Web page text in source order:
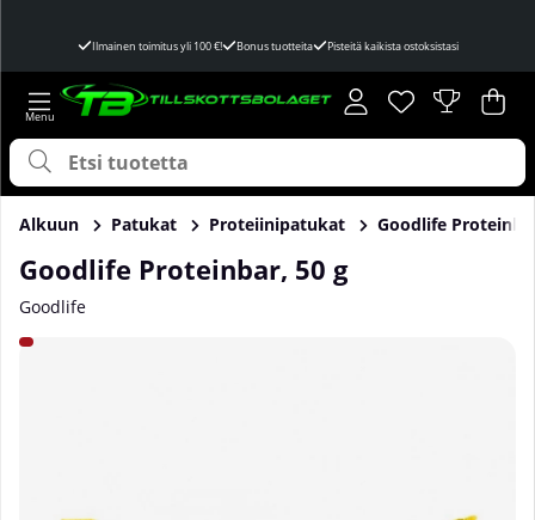
Ilmainen toimitus yli 100 €! Bonus tuotteita Pisteitä kaikista ostoksistasi
Toivelista
Lukumäärä
. .
Alkuun Patukat Proteiinipatukat Goodlife
Goodlife Proteinbar, 50 g
Goodlife
Tuotekuvat Goodlife Proteinbar, 50 g